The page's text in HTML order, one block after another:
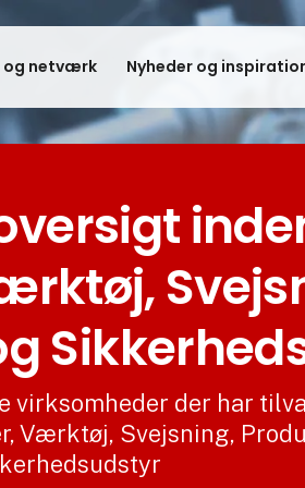
og netværk Nyheder og
virksomheder der har
Værktøj, Svejsning,